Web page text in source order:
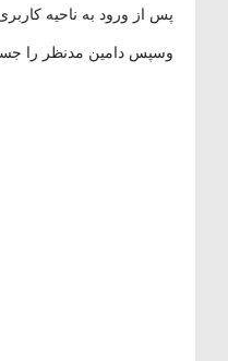
پس از ورود به ناحیه
وسپس دامین مدنظر را